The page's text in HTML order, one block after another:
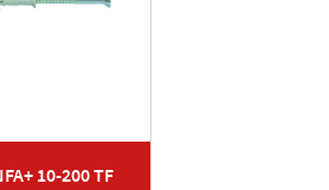
10-200 TF